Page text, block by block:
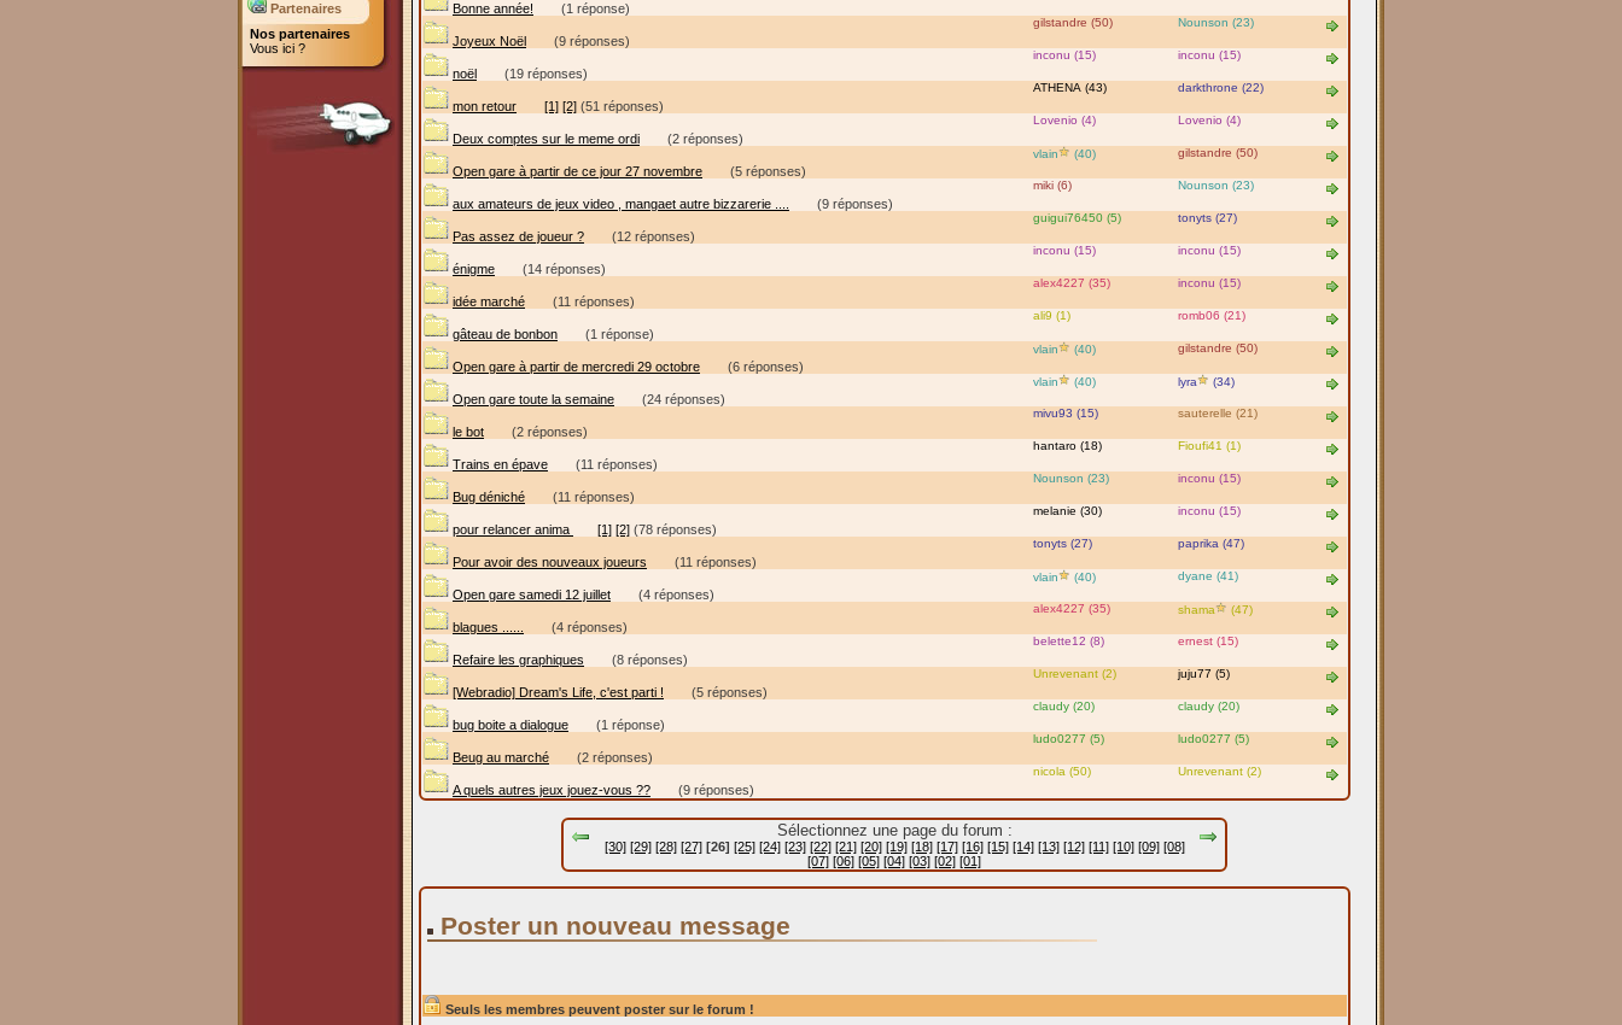
Partenaires
Nos partenaires
Vous ici ?
Bonne année! (1 réponse)
Nounson (23)
gilstandre (50)
Joyeux Noël (9 réponses)
inconu (15)
inconu (15)
noël (19 réponses)
darkthrone (22)
ATHENA (43)
mon retour [1] [2] (51 réponses)
Lovenio (4)
Lovenio (4)
Deux comptes sur le meme ordi (2 réponses)
gilstandre (50)
vlain (40)
Open gare à partir de ce jour 27 novembre (5 réponses)
Nounson (23)
miki (6)
aux amateurs de jeux video , mangaet autre bizzarerie .... (9 réponses)
tonyts (27)
guigui76450 (5)
Pas assez de joueur ? (12 réponses)
inconu (15)
inconu (15)
énigme (14 réponses)
inconu (15)
alex4227 (35)
idée marché (11 réponses)
romb06 (21)
ali9 (1)
gâteau de bonbon (1 réponse)
gilstandre (50)
vlain (40)
Open gare à partir de mercredi 29 octobre (6 réponses)
lyra (34)
vlain (40)
Open gare toute la semaine (24 réponses)
sauterelle (21)
mivu93 (15)
le bot (2 réponses)
Fioufi41 (1)
hantaro (18)
Trains en épave (11 réponses)
inconu (15)
Nounson (23)
Bug déniché (11 réponses)
inconu (15)
melanie (30)
pour relancer anima [1] [2] (78 réponses)
paprika (47)
tonyts (27)
Pour avoir des nouveaux joueurs (11 réponses)
dyane (41)
vlain (40)
Open gare samedi 12 juillet (4 réponses)
shama (47)
alex4227 (35)
blagues ...... (4 réponses)
ernest (15)
belette12 (8)
Refaire les graphiques (8 réponses)
juju77 (5)
Unrevenant (2)
[Webradio] Dream's Life, c'est parti ! (5 réponses)
claudy (20)
claudy (20)
bug boite a dialogue (1 réponse)
ludo0277 (5)
ludo0277 (5)
Beug au marché (2 réponses)
Unrevenant (2)
nicola (50)
A quels autres jeux jouez-vous ?? (9 réponses)
Sélectionnez une page du forum :
[30] [29] [28] [27] [26] [25] [24] [23] [22] [21] [20] [19] [18] [17] [16] [15] [14] [13] [12] [11] [10] [09] [08]
[07] [06] [05] [04] [03] [02] [01]
Poster un nouveau message
Seuls les membres peuvent poster sur le forum !